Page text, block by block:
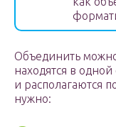
Объединить
находятся в
и располагаются
нужно: